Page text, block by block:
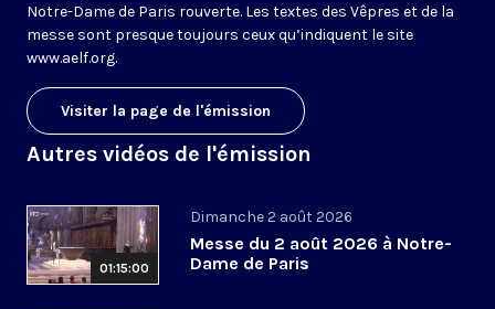
Notre-Dame de Paris rouverte. Les textes des Vêpres et de la
messe sont presque toujours ceux qu’indiquent le site
www.aelf.org.
Visiter la page de l'émission
Autres vidéos de l'émission
01:15:00
Dimanche 2 août 2026
Messe du 2 août 2026 à Notre-
Dame de Paris